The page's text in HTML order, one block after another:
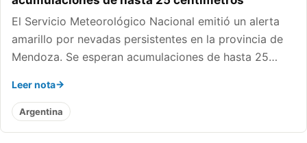
El Servicio Meteorológico Nacional emitió un alerta
amarillo por nevadas persistentes en la provincia de
Mendoza. Se esperan acumulaciones de hasta 25…
Leer nota
Argentina